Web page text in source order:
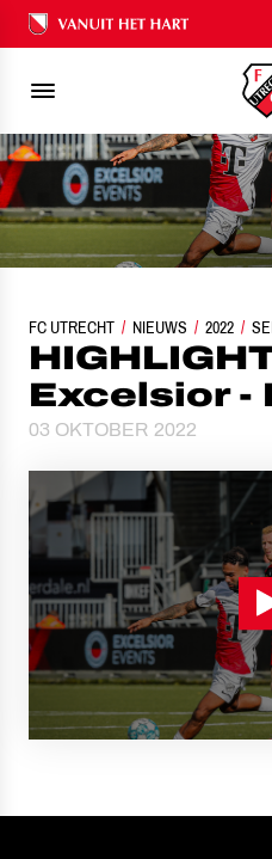
Ons nalatenschap
FC UTRECHT NIEUWS 2022
Excelsior -
03 OKTOBER 2022